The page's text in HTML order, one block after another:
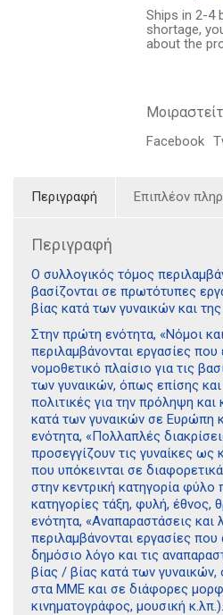
ποσότητα
Ships in 2-4
shortage,
about the
Facebook
Περιγραφή Επιπλέον
Περιγραφή
O συλλογικός τόμος
βασίζονται σε πρωτότυπες
βίας κατά των γυναικών και
Στην πρώτη ενότητα, «Νόμοι
περιλαμβάνονται εργασίες που
νομοθετικό πλαίσιο για τις
των γυναικών, όπως επίσης
πολιτικές για την πρόληψη
κατά των γυναικών σε Ευρώπη
ενότητα, «Πολλαπλές
προσεγγίζουν τις γυναίκες ως
που υπόκεινται σε
στην κεντρική κατηγορία φύλο
κατηγορίες τάξη, φυλή, έθνος,
ενότητα, «Αναπαραστάσεις και
περιλαμβάνονται εργασίες
δημόσιο λόγο και τις
βίας / βίας κατά των
στα ΜΜΕ και σε διάφορες
κινηματογράφος, μουσική κ.λπ.).